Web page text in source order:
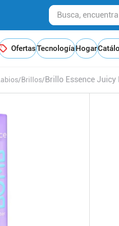
Busca, encuentra y
OfertasTecnologíaHogar
Labios Brillos Brillo Essence Juicy